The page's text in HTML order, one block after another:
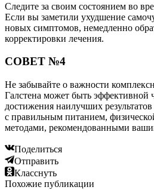
Следите за своим состоянием во
Если вы заметили ухудшение
новых симптомов, немедленно
корректировки лечения.
СОВЕТ №4
Не забывайте о важности
Галстена может быть эффективной
достижения наилучших результатов
с правильным питанием,
методами, рекомендованными
Поделиться
Отправить
Класснуть
Похожие публикации